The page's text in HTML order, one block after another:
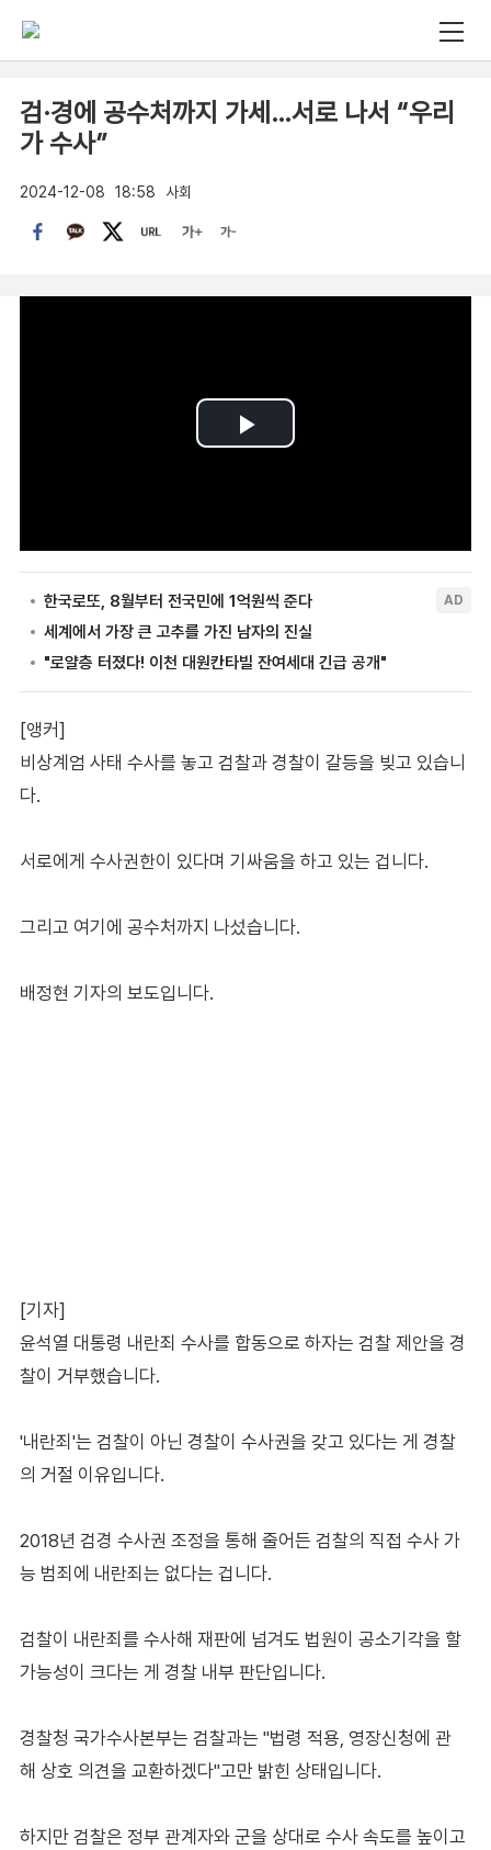
검·경에 공수처까지 가세…서로 나서 “우리
가 수사”
2024-12-08 18:58 사회
[앵커]
비상계엄 사태 수사를 놓고 검찰과 경찰이 갈등을 빚고 있습니
다.
서로에게 수사권한이 있다며 기싸움을 하고 있는 겁니다.
그리고 여기에 공수처까지 나섰습니다.
배정현 기자의 보도입니다.
[기자]
윤석열 대통령 내란죄 수사를 합동으로 하자는 검찰 제안을 경
찰이 거부했습니다.
'내란죄'는 검찰이 아닌 경찰이 수사권을 갖고 있다는 게 경찰
의 거절 이유입니다.
2018년 검경 수사권 조정을 통해 줄어든 검찰의 직접 수사 가
능 범죄에 내란죄는 없다는 겁니다.
검찰이 내란죄를 수사해 재판에 넘겨도 법원이 공소기각을 할
가능성이 크다는 게 경찰 내부 판단입니다.
경찰청 국가수사본부는 검찰과는 "법령 적용, 영장신청에 관
해 상호 의견을 교환하겠다"고만 밝힌 상태입니다.
하지만 검찰은 정부 관계자와 군을 상대로 수사 속도를 높이고